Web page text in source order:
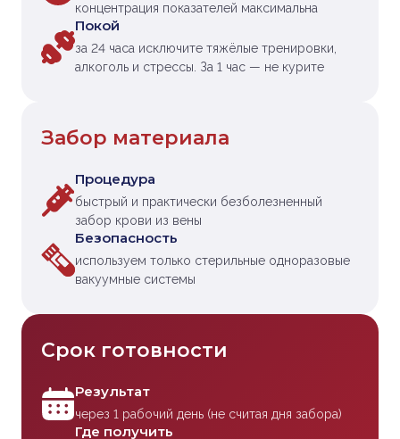
концентрация показателей максимальна
Покой
за 24 часа исключите тяжёлые тренировки,
алкоголь и стрессы. За 1 час — не курите
Забор материала
Процедура
быстрый и практически безболезненный
забор крови из вены
Безопасность
используем только стерильные одноразовые
вакуумные системы
Срок готовности
Результат
через 1 рабочий день (не считая дня забора)
Где получить